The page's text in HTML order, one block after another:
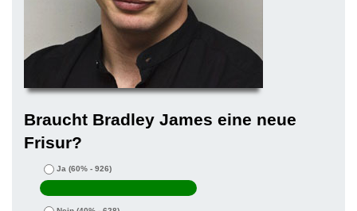
Braucht Bradley James eine neue
Frisur?
Ja (60% - 926)